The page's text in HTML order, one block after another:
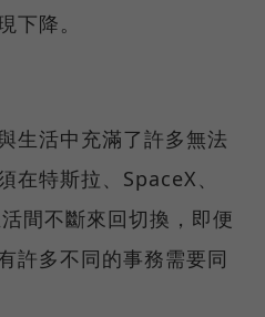
下降。
生活中充滿了許多無法
在特斯拉、SpaceX、
間不斷來回切換，即便
許多不同的事務需要同